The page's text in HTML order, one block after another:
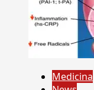
Medicina